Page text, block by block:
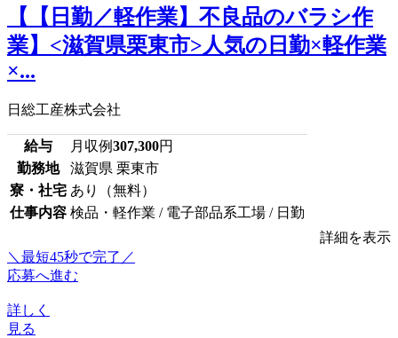
【【日勤／軽作業】不良品のバラシ作
業】<滋賀県栗東市>人気の日勤×軽作業
×...
日総工産株式会社
給与 月収例307,300円
勤務地
滋賀県 栗東市
寮・社宅 あり（無料）
仕事内容 検品・軽作業 / 電子部品系工場 / 日勤
詳細を表示
＼最短45秒で完了／
応募へ進む
詳しく
見る